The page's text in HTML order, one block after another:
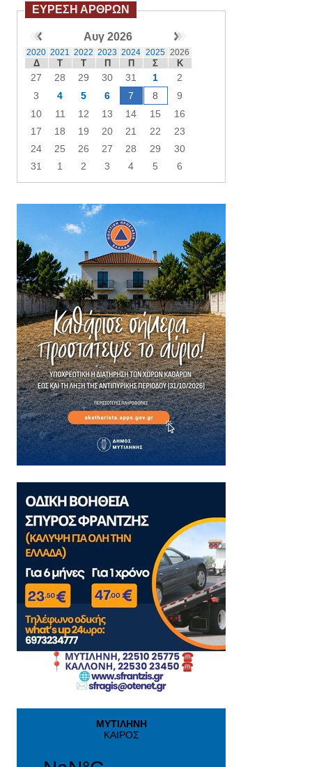
ΕΥΡΕΣΗ ΑΡΘΡΩΝ
Αυγ 2026
2020 2021 2022 2023 2024 2025 2026
Δ Τ Τ Π Π Σ Κ
27 28 29 30 31 1
2
3
4 5 6 7 8
9
10
11 12 13 14 15
16
17
18 19 20 21 22
23
24
25 26 27 28 29
30
31
1 2 3 4 5 6